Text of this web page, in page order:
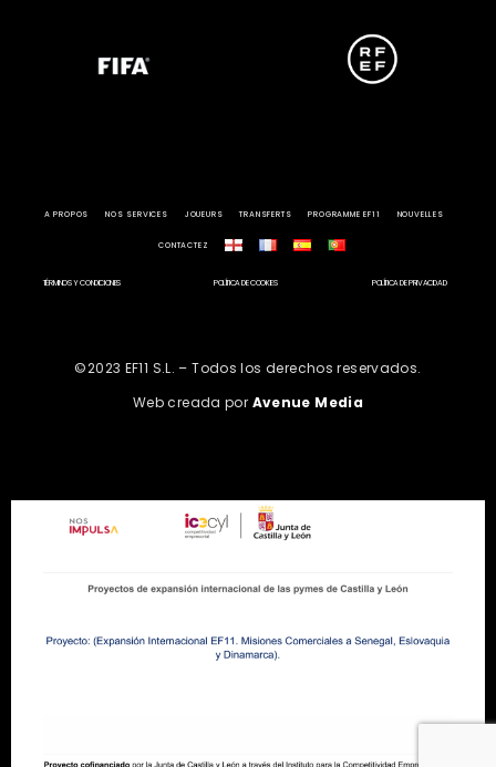
A PROPOS NOS SERVICES JOUEURS TRANSFERTS PROGRAMME EF11 NOUVELLES
CONTACTEZ
TÉRMINOS Y CONDICIONES POLÍTICA DE COOKIES POLÍTICA DE PRIVACIDAD
©2023 EF11 S.L. – Todos los derechos reservados.
Web creada por Avenue Media